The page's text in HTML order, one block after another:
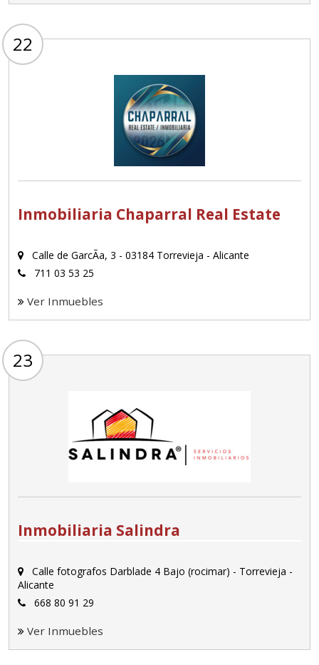
22
Inmobiliaria Chaparral Real Estate
Calle de GarcÃ­a, 3 - 03184 Torrevieja - Alicante
711 03 53 25
Ver Inmuebles
23
Inmobiliaria Salindra
Calle fotografos Darblade 4 Bajo (rocimar) - Torrevieja -
Alicante
668 80 91 29
Ver Inmuebles